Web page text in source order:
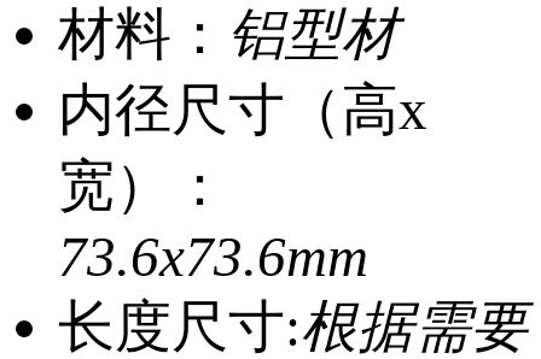
材料： 铝型材
内径尺寸（高x
宽）：
73.6x73.6mm
长度尺寸:根据需要